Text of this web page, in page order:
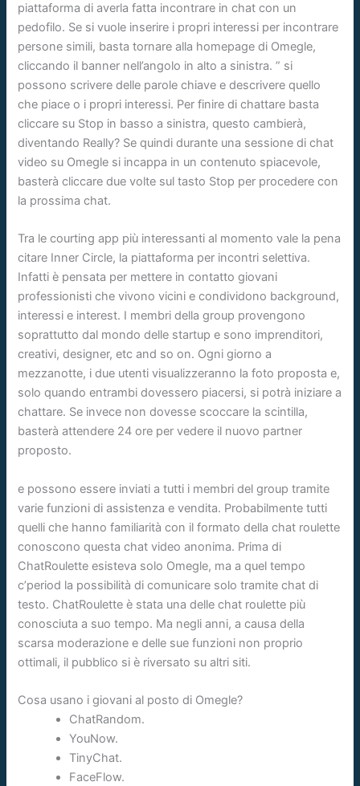
piattaforma di averla fatta incontrare in chat con un
pedofilo. Se si vuole inserire i propri interessi per incontrare
persone simili, basta tornare alla homepage di Omegle,
cliccando il banner nell’angolo in alto a sinistra. ” si
possono scrivere delle parole chiave e descrivere quello
che piace o i propri interessi. Per finire di chattare basta
cliccare su Stop in basso a sinistra, questo cambierà,
diventando Really? Se quindi durante una sessione di chat
video su Omegle si incappa in un contenuto spiacevole,
basterà cliccare due volte sul tasto Stop per procedere con
la prossima chat.
Tra le courting app più interessanti al momento vale la pena
citare Inner Circle, la piattaforma per incontri selettiva.
Infatti è pensata per mettere in contatto giovani
professionisti che vivono vicini e condividono background,
interessi e interest. I membri della group provengono
soprattutto dal mondo delle startup e sono imprenditori,
creativi, designer, etc and so on. Ogni giorno a
mezzanotte, i due utenti visualizzeranno la foto proposta e,
solo quando entrambi dovessero piacersi, si potrà iniziare a
chattare. Se invece non dovesse scoccare la scintilla,
basterà attendere 24 ore per vedere il nuovo partner
proposto.
e possono essere inviati a tutti i membri del group tramite
varie funzioni di assistenza e vendita. Probabilmente tutti
quelli che hanno familiarità con il formato della chat roulette
conoscono questa chat video anonima. Prima di
ChatRoulette esisteva solo Omegle, ma a quel tempo
c’period la possibilità di comunicare solo tramite chat di
testo. ChatRoulette è stata una delle chat roulette più
conosciuta a suo tempo. Ma negli anni, a causa della
scarsa moderazione e delle sue funzioni non proprio
ottimali, il pubblico si è riversato su altri siti.
Cosa usano i giovani al posto di Omegle?
ChatRandom.
YouNow.
TinyChat.
FaceFlow.